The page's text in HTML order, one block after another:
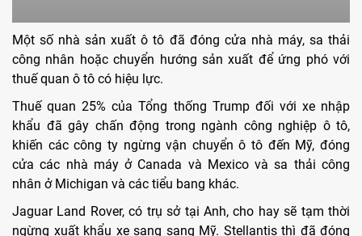
Một số nhà sản xuất ô tô đã đóng cửa nhà máy, sa thải
công nhân hoặc chuyển hướng sản xuất để ứng phó với
thuế quan ô tô có hiệu lực.
Thuế quan 25% của Tổng thống Trump đối với xe nhập
khẩu đã gây chấn động trong ngành công nghiệp ô tô,
khiến các công ty ngừng vận chuyển ô tô đến Mỹ, đóng
cửa các nhà máy ở Canada và Mexico và sa thải công
nhân ở Michigan và các tiểu bang khác.
Jaguar Land Rover, có trụ sở tại Anh, cho hay sẽ tạm thời
ngừng xuất khẩu xe sang sang Mỹ. Stellantis thì đã đóng